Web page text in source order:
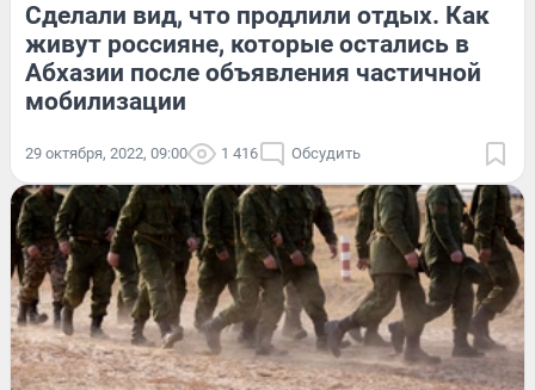
Сделали вид, что продлили отдых. Как
живут россияне, которые остались в
Абхазии после объявления частичной
мобилизации
29 октября, 2022, 09:00 1 416 Обсудить